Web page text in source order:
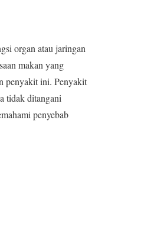
organ atau jaringan
makan yang
penyakit ini. Penyakit
tidak ditangani
penyebab